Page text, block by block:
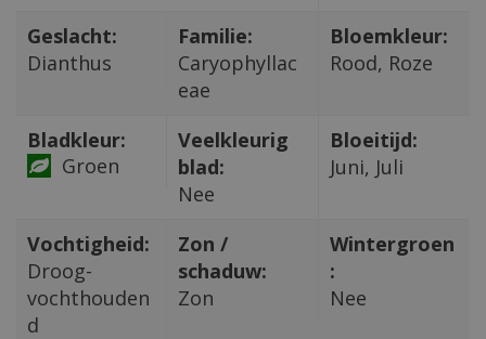
Geslacht:
Dianthus
Familie:
Caryophyllac
eae
Bloemkleur:
Rood, Roze
Bladkleur:
Groen
Veelkleurig
blad:
Nee
Bloeitijd:
Juni, Juli
Vochtigheid:
Droog-
vochthouden
d
Zon /
schaduw:
Zon
Wintergroen
:
Nee